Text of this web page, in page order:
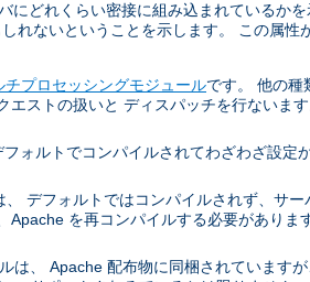
にどれくらい密接に組み込まれているか
れないということを示します。 この属性
チプロセッシングモジュールです。 他の種
ストの扱いと ディスパッチを行ないます
ォルトでコンパイルされてわざわざ設定
デフォルトではコンパイルされず、サ
を再コンパイルする必要があります
は、 Apache 配布物に同梱されています